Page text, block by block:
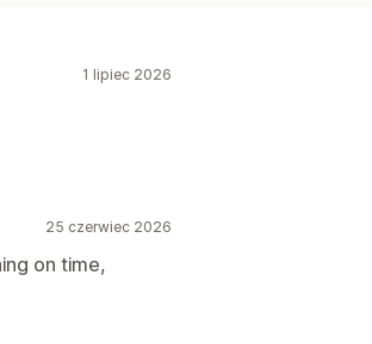
1 lipiec 2026
25 czerwiec 2026
on time,